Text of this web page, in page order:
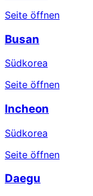
Seite öffnen
Busan
Südkorea
Seite öffnen
Incheon
Südkorea
Seite öffnen
Daegu